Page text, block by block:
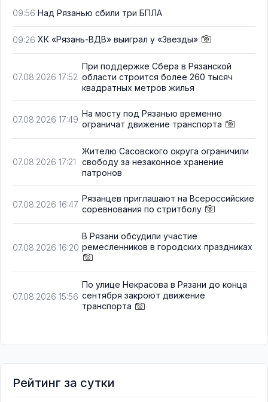
09:56 Над Рязанью сбили три БПЛА
09:26 ХК «Рязань-ВДВ» выиграл у «Звезды»
07.08.2026 17:52
При поддержке Сбера в Рязанской
области строится более 260 тысяч
квадратных метров жилья
07.08.2026 17:49
На мосту под Рязанью временно
ограничат движение транспорта
07.08.2026 17:21
Жителю Сасовского округа ограничили
свободу за незаконное хранение
патронов
07.08.2026 16:47
Рязанцев приглашают на Всероссийские
соревнования по стритболу
07.08.2026 16:20
В Рязани обсудили участие
ремесленников в городских праздниках
07.08.2026 15:56
По улице Некрасова в Рязани до конца
сентября закроют движение
транспорта
Рейтинг за сутки